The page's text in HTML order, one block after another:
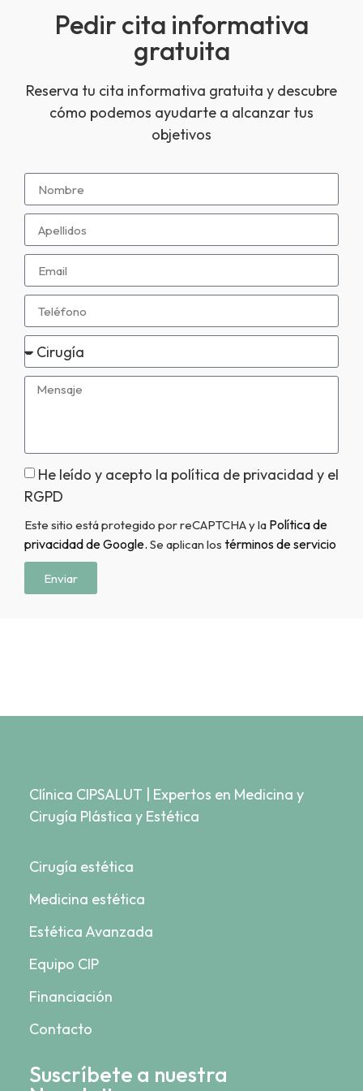
Pedir cita informativa
gratuita
Reserva tu cita informativa gratuita y descubre
cómo podemos ayudarte a alcanzar tus
objetivos
He leído y acepto la política de privacidad y el
RGPD
Este sitio está protegido por reCAPTCHA y la Política de
privacidad de Google. Se aplican los términos de servicio
Enviar
Clínica CIPSALUT | Expertos en Medicina y
Cirugía Plástica y Estética
Cirugía estética
Medicina estética
Estética Avanzada
Equipo CIP
Financiación
Contacto
Suscríbete a nuestra